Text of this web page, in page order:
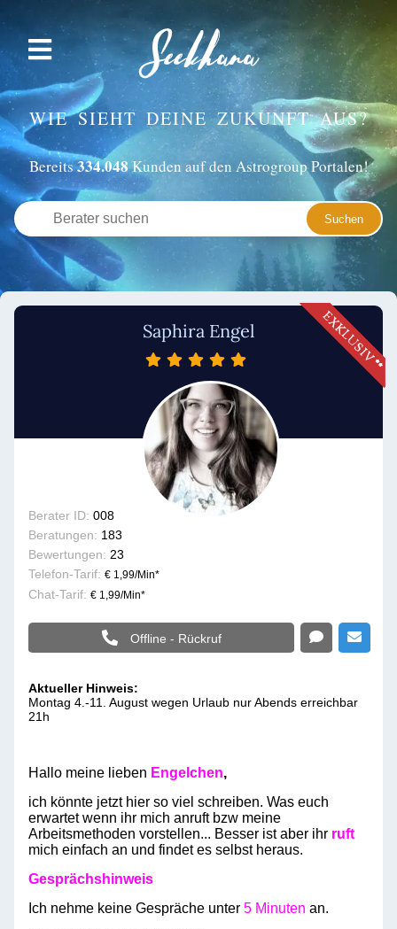
WIE SIEHT DEINE ZUKUNFT AUS?
Bereits334.048Kunden auf den Astrogroup Portalen!
Saphira Engel
Berater ID: 008
Beratungen: 183
Bewertungen: 23
Telefon-Tarif: € 1,99/Min*
Chat-Tarif: € 1,99/Min*
Offline - Rückruf
Aktueller Hinweis:
Montag 4.-11. August wegen Urlaub nur Abends erreichbar
21h
Hallo meine lieben Engelchen,
ich könnte jetzt hier so viel schreiben. Was euch
erwartet wenn ihr mich anruft bzw meine
Arbeitsmethoden vorstellen... Besser ist aber ihr ruft
mich einfach an und findet es selbst heraus.
Gesprächshinweis
Ich nehme keine Gespräche unter 5 Minuten an.